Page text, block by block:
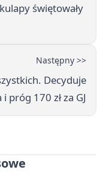
świętowały
Następny >>
Decyduje
próg 170 zł za GJ